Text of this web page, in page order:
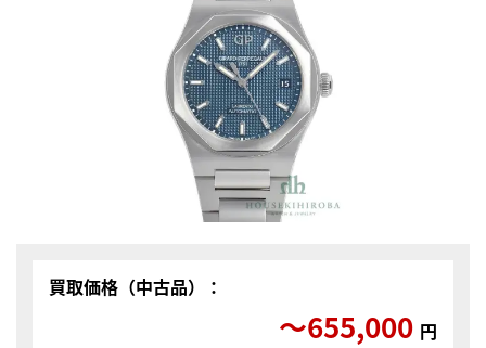
買取価格（中古品）：
〜655,000 円